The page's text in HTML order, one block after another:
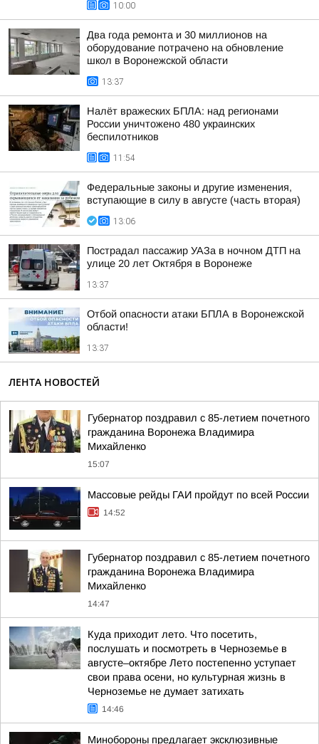
10:00
Два года ремонта и 30 миллионов на
оборудование потрачено на обновление
школ в Воронежской области
13:37
Налёт вражеских БПЛА: над регионами
России уничтожено 480 украинских
беспилотников
11:54
Федеральные законы и другие изменения,
вступающие в силу в августе (часть вторая)
13:06
Пострадал пассажир УАЗа в ночном ДТП на
улице 20 лет Октября в Воронеже
13:37
Отбой опасности атаки БПЛА в Воронежской
области!
13:37
ЛЕНТА НОВОСТЕЙ
Губернатор поздравил с 85-летием почетного
гражданина Воронежа Владимира
Михайленко
15:07
Массовые рейды ГАИ пройдут по всей России
14:52
Губернатор поздравил с 85-летием почетного
гражданина Воронежа Владимира
Михайленко
14:47
Куда приходит лето. Что посетить,
послушать и посмотреть в Черноземье в
августе–октябре Лето постепенно уступает
свои права осени, но культурная жизнь в
Черноземье не думает затихать
14:46
Минобороны предлагает эксклюзивные